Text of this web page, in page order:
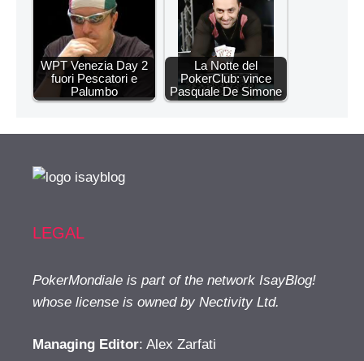
WPT Venezia Day 2
fuori Pescatori e
Palumbo
La Notte del
PokerClub: vince
Pasquale De Simone
LEGAL
PokerMondiale is part of the network IsayBlog!
whose license is owned by Nectivity Ltd.
Managing Editor: Alex Zarfati